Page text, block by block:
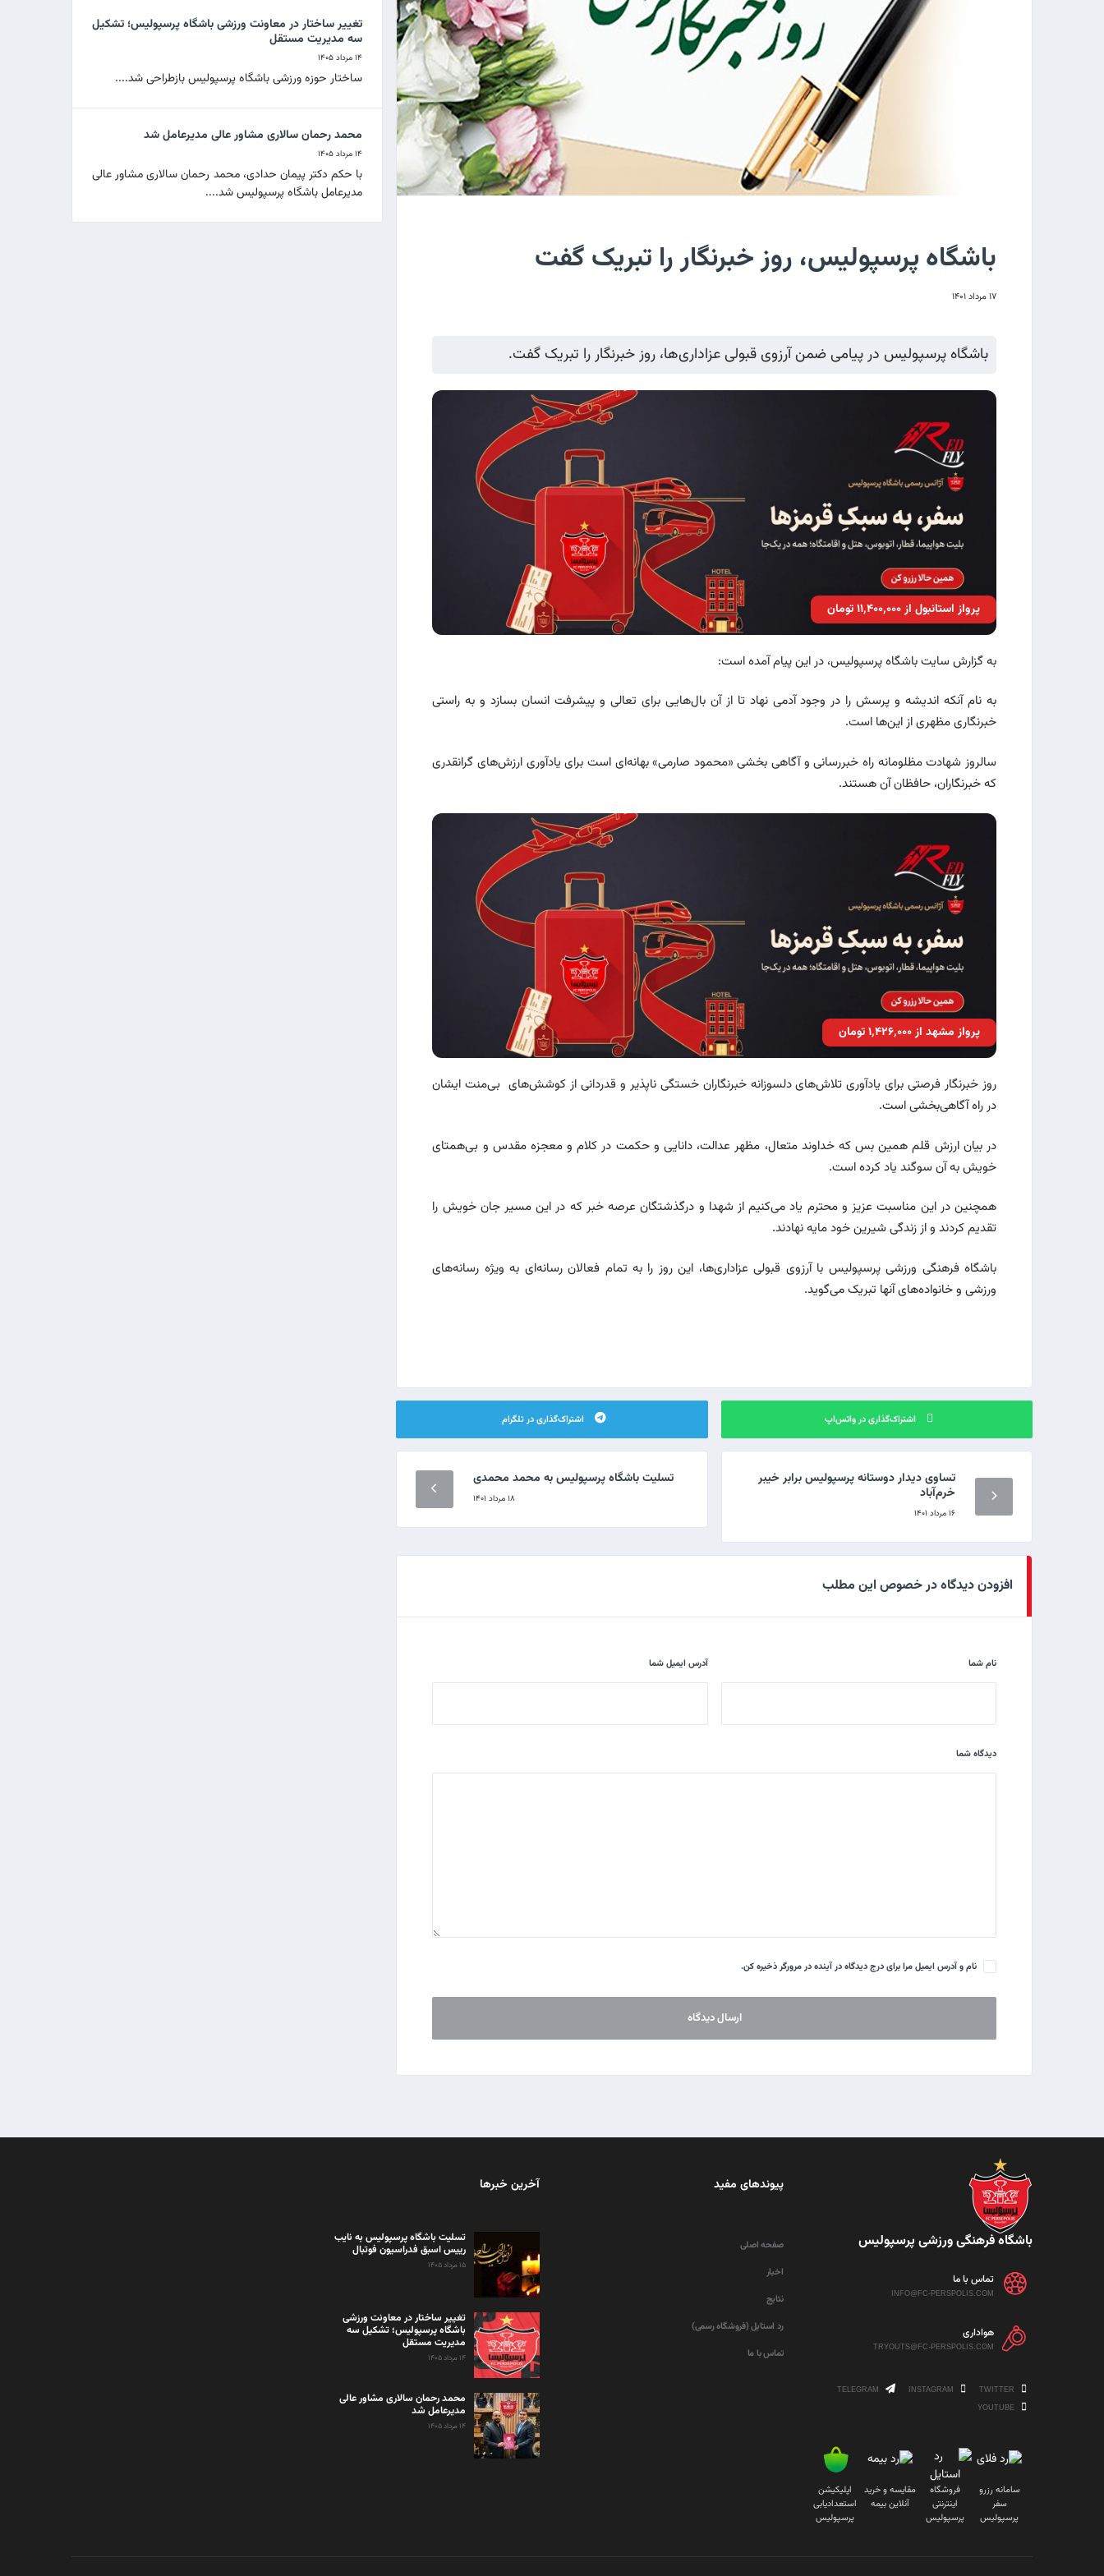
باشگاه پرسپولیس، روز خبرنگار را تبریک گفت
۱۷ مرداد ۱۴۰۱
باشگاه پرسپولیس در پیامی ضمن آرزوی قبولی عزاداری‌ها، روز خبرنگار را تبریک گفت.
پرواز استانبول از ۱۱٬۴۰۰٬۰۰۰ تومان
به گزارش سایت باشگاه پرسپولیس، در این پیام آمده است:
به نام آنکه اندیشه و پرسش را در وجود آدمی نهاد تا از آن بال‌هایی برای تعالی و پیشرفت انسان بسازد و به راستی
خبرنگاری مظهری از این‌ها است.
سالروز شهادت مظلومانه راه خبررسانی و آگاهی بخشی «محمود صارمی» بهانه‌ای است برای یادآوری ارزش‌های گرانقدری
که خبرنگاران، حافظان آن هستند.
پرواز مشهد از ۱٬۴۲۶٬۰۰۰ تومان
روز خبرنگار فرصتی برای یادآوری تلاش‌های دلسوزانه خبرنگاران خستگی ناپذیر و قدردانی از کوشش‌های بی‌منت ایشان
در راه آگاهی‌بخشی است.
در بیان ارزش قلم همین بس که خداوند متعال، مظهر عدالت، دانایی و حکمت در کلام و معجزه مقدس و بی‌همتای
خویش به آن سوگند یاد کرده است.
همچنین در این مناسبت عزیز و محترم یاد می‌کنیم از شهدا و درگذشتگان عرصه خبر که در این مسیر جان خویش را
تقدیم کردند و از زندگی شیرین خود مایه نهادند.
باشگاه فرهنگی ورزشی پرسپولیس با آرزوی قبولی عزاداری‌ها، این روز را به تمام فعالان رسانه‌ای به ویژه رسانه‌های
ورزشی و خانواده‌های آنها تبریک می‌گوید.
اشتراک‌گذاری در واتس‌اپ اشتراک‌گذاری در تلگرام
تساوی دیدار دوستانه پرسپولیس برابر خیبر
خرم‌آباد
۱۶ مرداد ۱۴۰۱
تسلیت باشگاه پرسپولیس به محمد محمدی
۱۸ مرداد ۱۴۰۱
افزودن دیدگاه در خصوص این مطلب
نام شما آدرس ایمیل شما
دیدگاه شما
نام و آدرس ایمیل مرا برای درج دیدگاه در آینده در مرورگر ذخیره کن.
تغییر ساختار در معاونت ورزشی باشگاه پرسپولیس؛ تشکیل
سه مدیریت مستقل
۱۴ مرداد ۱۴۰۵
ساختار حوزه ورزشی باشگاه پرسپولیس بازطراحی شد....
محمد رحمان سالاری مشاور عالی مدیرعامل شد
۱۴ مرداد ۱۴۰۵
با حکم دکتر پیمان حدادی، محمد رحمان سالاری مشاور عالی
مدیرعامل باشگاه پرسپولیس شد....
باشگاه فرهنگی ورزشی پرسپولیس
تماس با ما
INFO@FC-PERSPOLIS.COM
هواداری
TRYOUTS@FC-PERSPOLIS.COM
سامانه رزرو
سفر
پرسپولیس
فروشگاه
اینترنتی
پرسپولیس
مقایسه و خرید
آنلاین بیمه
اپلیکیشن
استعدادیابی
پرسپولیس
پیوندهای مفید
صفحه اصلی
اخبار
نتایج
رد استایل (فروشگاه رسمی)
تماس با ما
آخرین خبرها
تسلیت باشگاه پرسپولیس به نایب
رییس اسبق فدراسیون فوتبال
۱۵ مرداد ۱۴۰۵
تغییر ساختار در معاونت ورزشی
باشگاه پرسپولیس؛ تشکیل سه
مدیریت مستقل
۱۴ مرداد ۱۴۰۵
محمد رحمان سالاری مشاور عالی
مدیرعامل شد
۱۴ مرداد ۱۴۰۵